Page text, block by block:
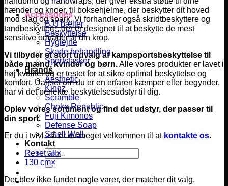
Accessories
BJJ bælter
Beskyttelse
Hygiejne
Skade behandling
Sportstasker
Brands
Aesthetic
Kingz
Scramble
Choke Republic
Fuji Kimonos
Defense Soap
Smell Well
Kontakt
Søg
efter:
hænder og knoer, til boksehjelme, der beskytter dit hoved
mod slag og spark. Vi forhandler også skridtbeskyttere og
tandbeskyttere, der er designet til at beskytte de mest
sensitive områder af din krop.
Vi tilbyder et stort udvalg af kampsportsbeskyttelse til
både mænd, kvinder og børn.Alle vores produkter er lavet i
høj kvalitet og er testet for at sikre optimal beskyttelse og
komfort. Uanset om du er en erfaren kæmper eller begynder,
har vi det perfekte beskyttelsesudstyr til dig.
Oplev vores sortiment og find det udstyr, der passer til
din sport.
Er du i tvivl, så er du meget velkommen til at kontakte os.
Reset all×
130 cm×
Der blev ikke fundet nogle varer, der matcher dit valg.